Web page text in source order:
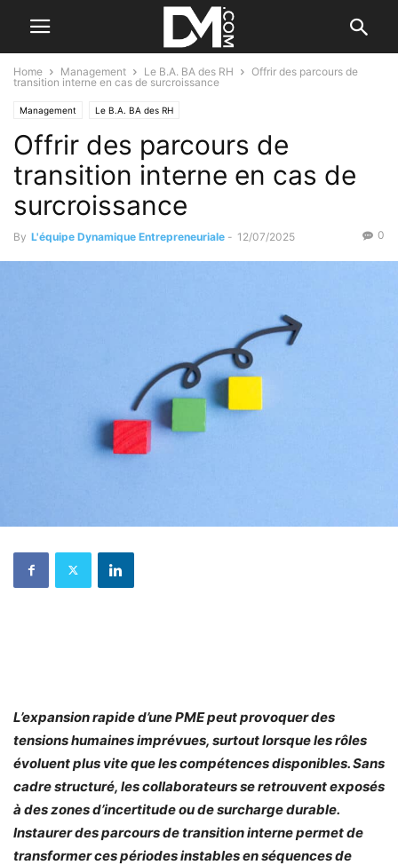
Home Management Le B.A. BA des RH
Offrir des parcours de
transition interne en cas de surcroissance
Management Le B.A. BA des RH
Offrir des parcours de
transition interne en cas de
surcroissance
By L'équipe Dynamique Entrepreneuriale - 12/07/2025 0
L’expansion rapide d’une PME peut provoquer des
tensions humaines imprévues, surtout lorsque les rôles
évoluent plus vite que les compétences disponibles. Sans
cadre structuré, les collaborateurs se retrouvent exposés
à des zones d’incertitude ou de surcharge durable.
Instaurer des parcours de transition interne permet de
transformer ces périodes instables en séquences de